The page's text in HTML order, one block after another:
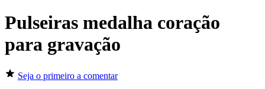
Pulseiras medalha coração
para gravação
Seja o primeiro a comentar